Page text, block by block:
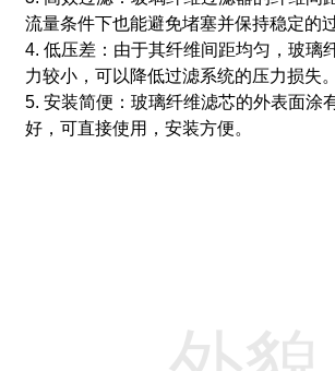
流量条件下也能避免堵塞并保持稳定的
4. 低压差：由于其纤维间距均匀，玻璃
力较小，可以降低过滤系统的压力损失。
5. 安装简便：玻璃纤维滤芯的外表面涂
好，可直接使用，安装方便。